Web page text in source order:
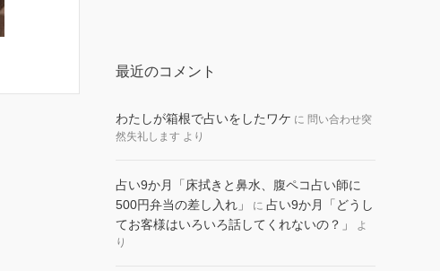
最近のコメント
わたしが箱根で占いをしたワケ に 問い合わせ突
然失礼します より
占い9か月「床拭きと鼻水、腹ペコ占い師に
500円弁当の差し入れ」
に 占い9か月「どうし
てお客様はいろいろ話してくれないの？」
よ
り